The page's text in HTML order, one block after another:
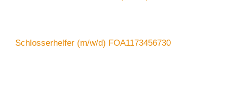
Schlosserhelfer (m/w/d) FOA1173456730